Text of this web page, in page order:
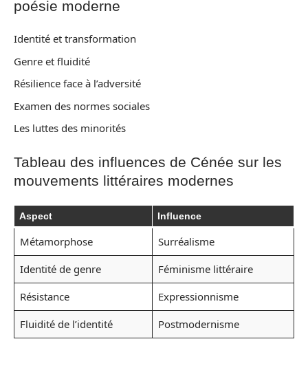
poésie moderne
Identité et transformation
Genre et fluidité
Résilience face à l’adversité
Examen des normes sociales
Les luttes des minorités
Tableau des influences de Cénée sur les
mouvements littéraires modernes
Aspect Influence
Métamorphose
Surréalisme
Identité de genre
Féminisme littéraire
Résistance
Expressionnisme
Fluidité de l’identité
Postmodernisme